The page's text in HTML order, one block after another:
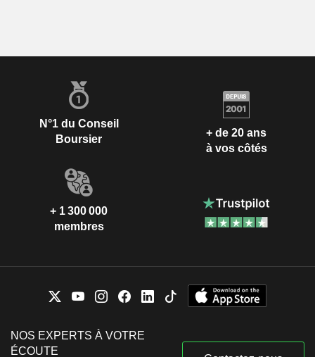
N°1 du Conseil
Boursier
+ de 20 ans
à vos côtés
+ 1 300 000
membres
NOS EXPERTS À VOTRE
ÉCOUTE